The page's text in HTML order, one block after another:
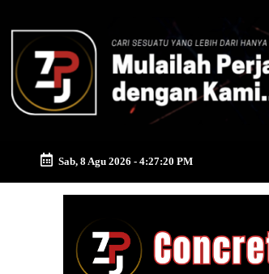
content
Sab, 8 Agu 2026 - 4:27:21 PM